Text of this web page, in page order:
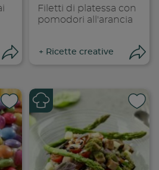
Filetti di platessa con
pomodori all'arancia
+ Ricette creative